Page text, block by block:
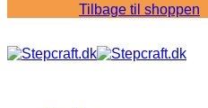
Tilbage til shoppen